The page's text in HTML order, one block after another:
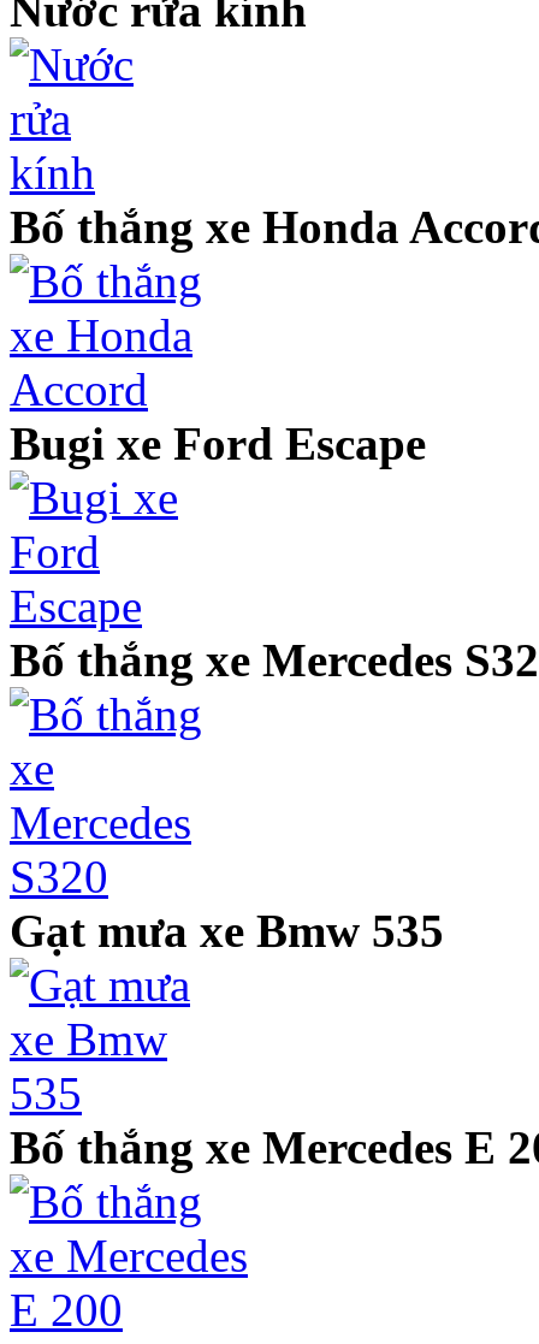
Bố thắng xe Honda
Bugi xe Ford Escape
Bố thắng xe Mercedes
Gạt mưa xe Bmw 535
Bố thắng xe Mercedes E